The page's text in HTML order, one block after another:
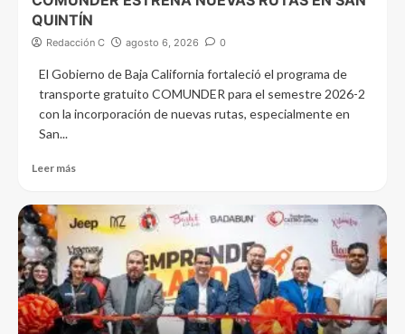
QUINTÍN
Redacción C agosto 6, 2026 0
El Gobierno de Baja California fortaleció el programa de
transporte gratuito COMUNDER para el semestre 2026-2
con la incorporación de nuevas rutas, especialmente en
San...
Leer más